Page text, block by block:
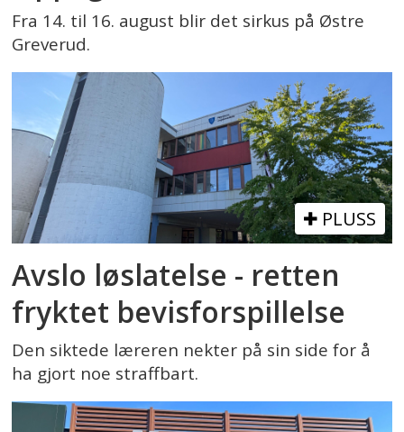
Fra 14. til 16. august blir det sirkus på Østre
Greverud.
PLUSS
Avslo løslatelse - retten
fryktet bevisforspillelse
Den siktede læreren nekter på sin side for å
ha gjort noe straffbart.